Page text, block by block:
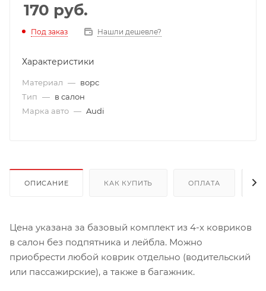
170 руб.
Под заказ Нашли дешевле?
Характеристики
Материал — ворс
Тип — в салон
Марка авто — Audi
ОПИСАНИЕ КАК КУПИТЬ ОПЛАТА
Цена указана за базовый комплект из 4-х ковриков
в салон без подпятника и лейбла. Можно
приобрести любой коврик отдельно (водительский
или пассажирские), а также в багажник.